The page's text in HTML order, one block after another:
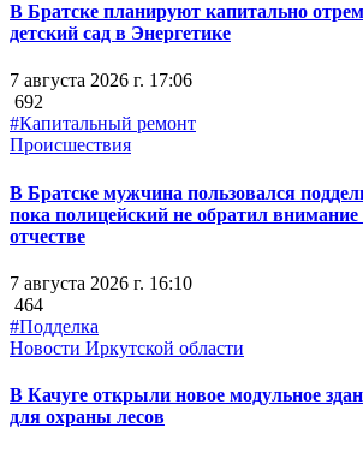
В Братске планируют капитально
детский сад в Энергетике
7 августа 2026 г. 17:06
692
#Капитальный ремонт
Происшествия
В Братске мужчина пользовался
пока полицейский не обратил внимание
отчестве
7 августа 2026 г. 16:10
464
#Подделка
Новости Иркутской области
В Качуге открыли новое модульное
для охраны лесов